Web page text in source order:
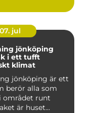
07. jul
jönköping
i ett tufft
klimat
jönköping är ett
berör alla som
området runt
är huset...